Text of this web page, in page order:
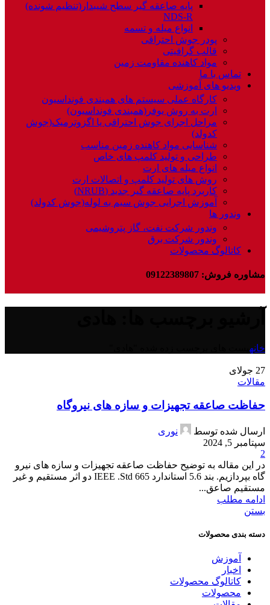
پایه صاعقه گیر سطح شیبدار(تنظیم شونده)
NDS-R
انواع میله و تسمه
پودر جوش احتراقی
قالب گرافیتی
مواد کاهنده مقاومت زمین
تماس با ما
ویدیو های آموزشی
کارگاه عملی سیستم های همبندی فونداسیون
ارت به روش یوفر(همبندی فونداسیون)
مراحل اجرای جوش احتراقی یا اگزوترمیک(جوش
کدولد)
شناسایی مواد کاهنده زمین مناسب
طراحی و تولید کلمپ های خاص
انواع میله های ارت
روش های تولید کلمپ و اتصالات ارت
کاربرد پایه صاعقه گیر جدید (NRUB)
آموزش اجرایی جوش سیم به لوله(جوش کدولد)
وندور ها
وندور شرکت نفت، گاز پتروشیمی
وندور شرکت برق
کاتالوگ محصولات
مشاوره فروش: 09122389807
خانهپست های برچسب زده شده "هادی"
27 جولای
مقالات
حفاظت صاعقه تجهیزات و سازه های نیروگاه
ارسال شده توسط
نوری
سپتامبر 5, 2024
2
در این مقاله به توضیح حفاظت صاعقه تجهیزات و سازه های نیرو
گاه بپردازیم. بند 5.6 استاندارد 665 IEEE .Std دو اثر مستقیم و غیر
مستقیم صاعق...
ادامه مطلب
بستن
دسته بندی محصولات
آموزش
اخبار
کاتالوگ محصولات
محصولات